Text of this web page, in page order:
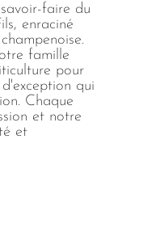
faire du
enraciné
famille
pour
qui
Chaque
et notre
et